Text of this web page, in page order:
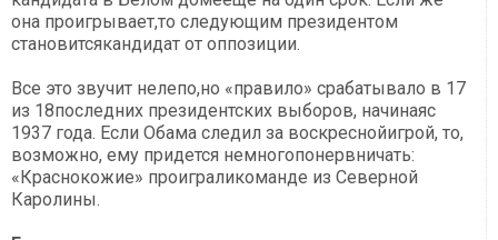
она проигрывает,то следующим президентом
становитсякандидат от оппозиции.
Все это звучит нелепо,но «правило» срабатывало в 17
из 18последних президентских выборов, начинаяс
1937 года. Если Обама следил за воскреснойигрой, то,
возможно, ему придется немногопонервничать:
«Краснокожие» проиграликоманде из Северной
Каролины.